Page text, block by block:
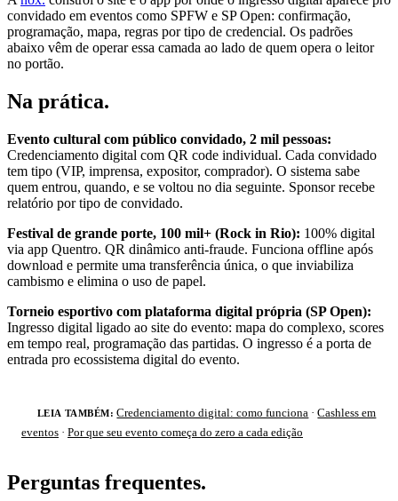
convidado em eventos como SPFW e SP Open: confirmação,
programação, mapa, regras por tipo de credencial. Os padrões
abaixo vêm de operar essa camada ao lado de quem opera o leitor
no portão.
Na prática.
Evento cultural com público convidado, 2 mil pessoas:
Credenciamento digital com QR code individual. Cada convidado
tem tipo (VIP, imprensa, expositor, comprador). O sistema sabe
quem entrou, quando, e se voltou no dia seguinte. Sponsor recebe
relatório por tipo de convidado.
Festival de grande porte, 100 mil+ (Rock in Rio): 100% digital
via app Quentro. QR dinâmico anti-fraude. Funciona offline após
download e permite uma transferência única, o que inviabiliza
cambismo e elimina o uso de papel.
Torneio esportivo com plataforma digital própria (SP Open):
Ingresso digital ligado ao site do evento: mapa do complexo, scores
em tempo real, programação das partidas. O ingresso é a porta de
entrada pro ecossistema digital do evento.
LEIA TAMBÉM: Credenciamento digital: como funciona ·Cashless em
eventos · Por que seu evento começa do zero a cada edição
Perguntas frequentes.